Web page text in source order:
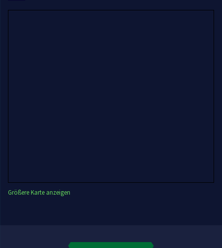
Größere Karte anzeigen